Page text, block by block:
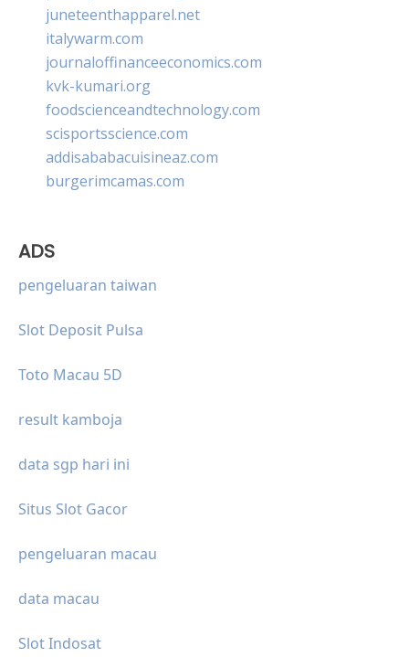
juneteenthapparel.net
italywarm.com
journaloffinanceeconomics.com
kvk-kumari.org
foodscienceandtechnology.com
scisportsscience.com
addisababacuisineaz.com
burgerimcamas.com
ADS
pengeluaran taiwan
Slot Deposit Pulsa
Toto Macau 5D
result kamboja
data sgp hari ini
Situs Slot Gacor
pengeluaran macau
data macau
Slot Indosat